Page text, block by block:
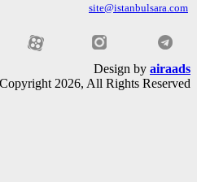
Design by
© Copyright 2026, All Rights